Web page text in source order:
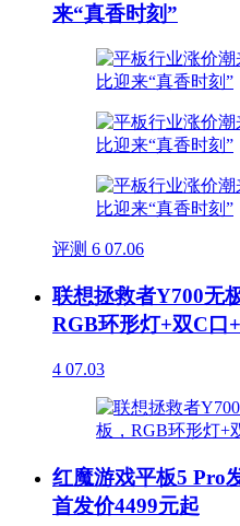
来“真香时刻”
评测 6 07.06
联想拯救者Y700无
RGB环形灯+双C口
4 07.03
红魔游戏平板5 Pro
首发价4499元起